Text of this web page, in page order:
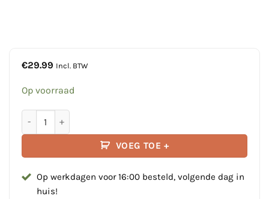
€29.99 Incl. BTW
Op voorraad
VOEG TOE +
Op werkdagen voor 16:00 besteld, volgende dag in
huis!